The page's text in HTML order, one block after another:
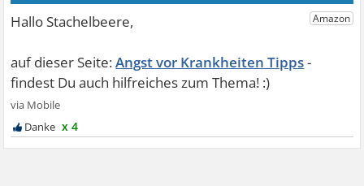
Angst vor Krankheiten Tipps
x 4